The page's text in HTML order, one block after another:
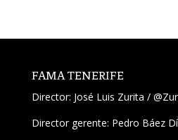
FAMA TENERIFE
Director: José Luis Zurita /
Director gerente: Pedro Báez